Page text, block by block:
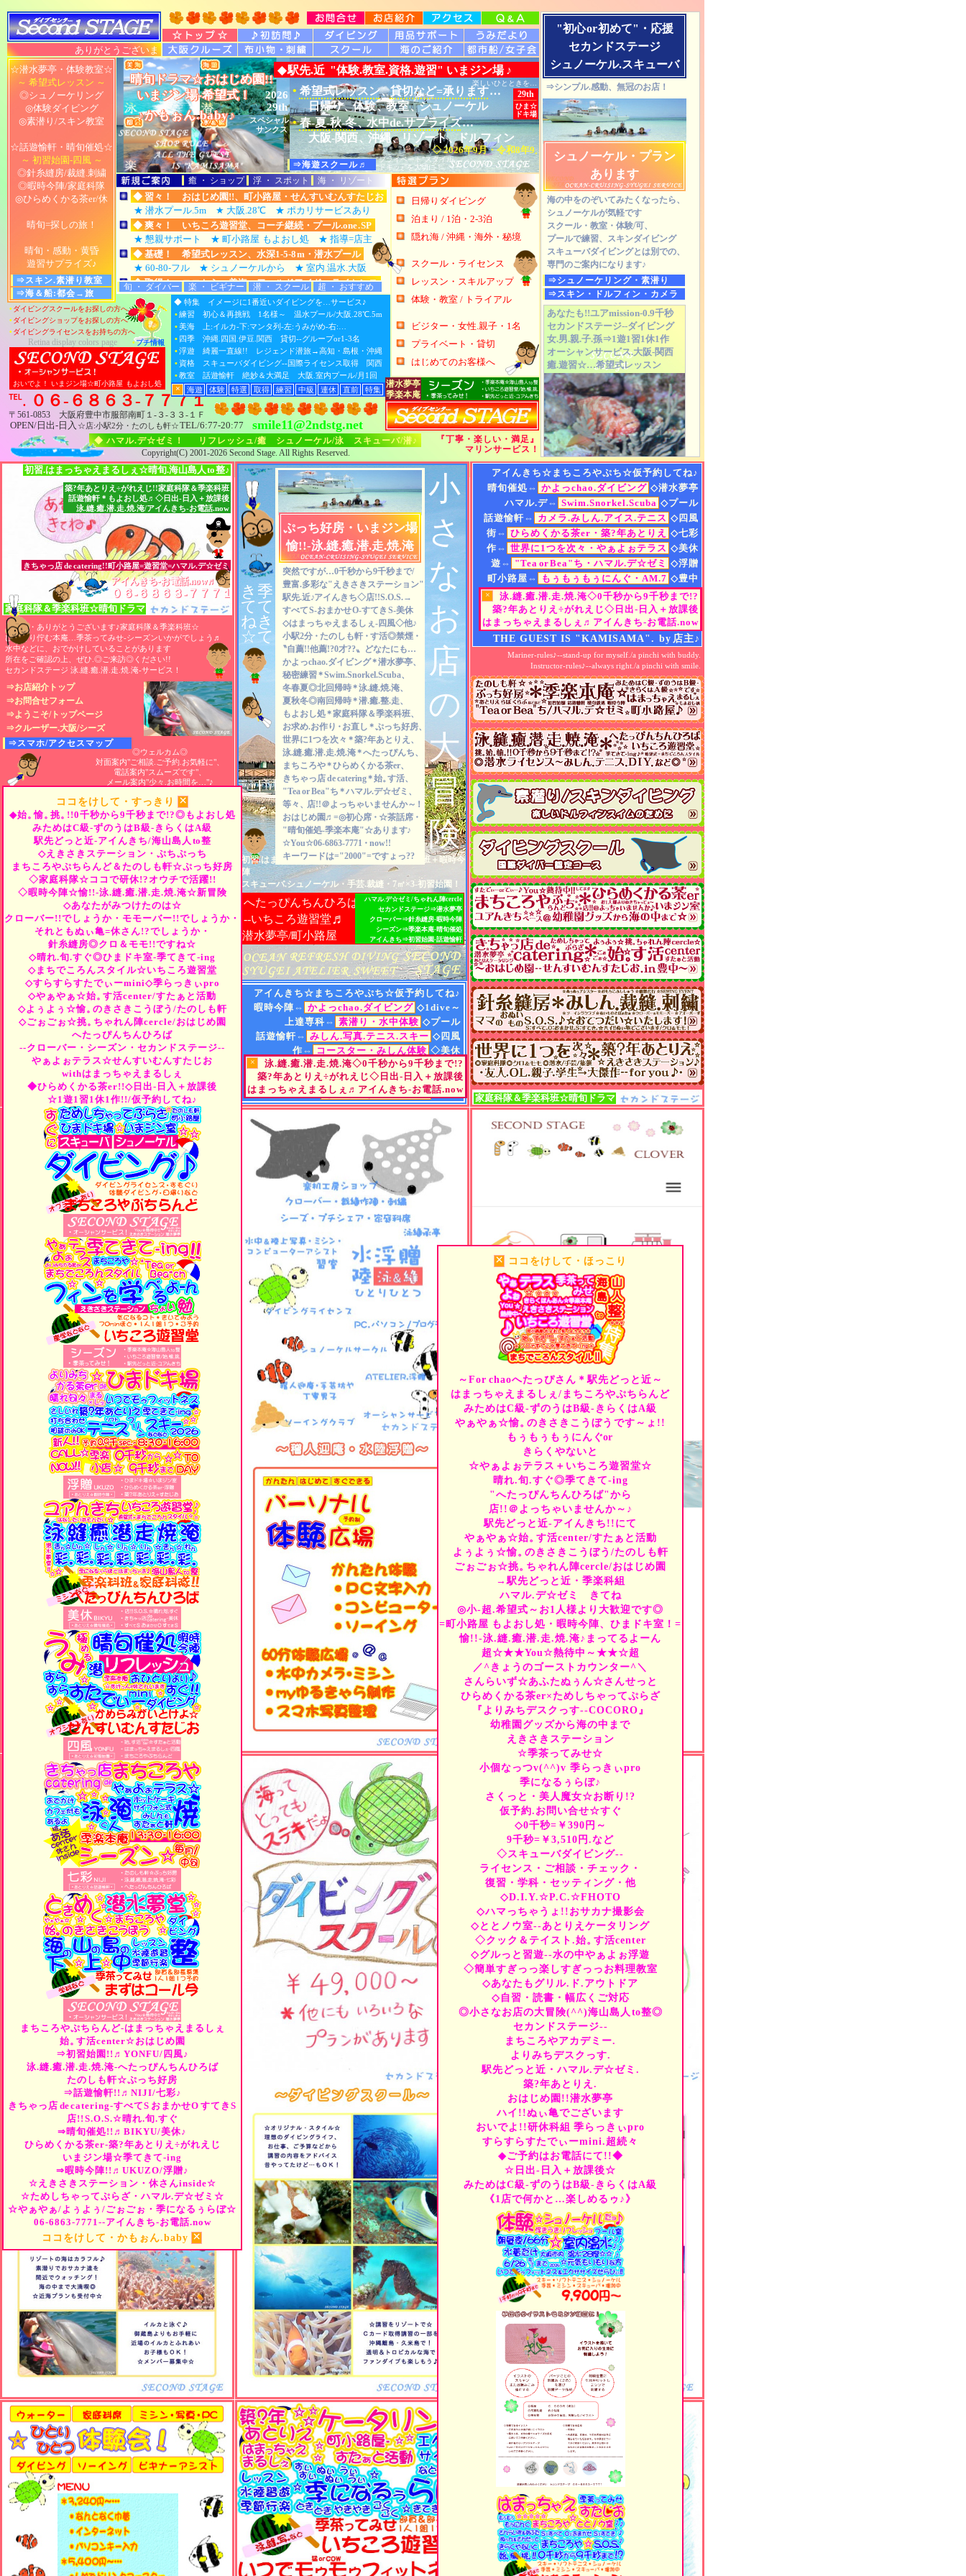
ありがとうございます 大阪 豊中 ダイビング スキューバ シュノーケル クルーザー セカンドステージ ダイビングスクール/スキューバ＆マリンショップ ダイビングツアー ダイビ
日帰りダイビング
泊まり / 1泊・2-3泊
隠れ海 / 沖縄・海外・秘境
スクール・ライセンス
レッスン・スキルアップ
体験・教室 / トライアル
ビジター・女性.親子・1名
プライベート・貸切
はじめてのお客様へ
Copyright(C) 2001-2026 Second Stage. All Rights Reserved.
℡. ０６-６８６３-７７７１
〒561-0853 大阪府豊中市服部南町１-３-３３-１Ｆ
OPEN/日出-日入 ☆店:小駅2分・たのしも軒☆TEL/6:77-20:77 smile11@2ndstg.net
『 リラックスタイムをあなたに…、 海/泡/旅/静/時 』
•
コーチ継続、ととノウ室・町小路屋あります
はじめてのお客様へのご案内
• ダイビングスクールをお探しの方へ
• ダイビングショップをお探しの方へ
• ダイビングライセンスをお持ちの方へ
Retina display colors page
◆ ハマル.デ☆ゼミ→最適.ドライ！ 暇時今陣・晴旬催処♪
•ペース＆テーマ別、リゾート・スポーツ・エキスパート
• 希望式レッスン、個々指導.丁寧・晴旬.海山島人
1組1出発、貸切など=承ります・先々まで楽しめるように
コーチ継続、素敵マリナーまで・瞬速エスコート承ります
"ドキッ♪"を大切に、"Diving-記録"・掲載していません
•プチ情報
◆ 特集 イメージに1番近いダイビングを…サービス♪
•練習 初心＆再挑戦 1名様～ 温水プール/大阪.28℃.5m
•美海 上:イルカ-下:マンタ列-左:うみがめ-右:…
• 四季 沖縄.四国.伊豆.関西 貸切--グループor1-3名
•浮遊 綺麗一直線!! レジェンド潜旅→高知・島根・沖縄
• 資格 スキューバダイビング--国際ライセンス取得 関西
•教室 話遊愉軒 絶妙＆大満足 大阪.室内プール/月1回
× 海遊 体験 特選 取得 練習 中級 連休 直前 特集
晴旬ドラマ☆おはじめ園!!
いまジン場-希望式！
晴旬ドラマ☆おはじめ園!!
いまジン場-希望式！
晴旬ドラマ☆おはじめ園!!
いまジン場-希望式！
晴旬ドラマ☆おはじめ園!!
いまジン場-希望式！
晴旬ドラマ☆おはじめ園!!
いまジン場-希望式！
♪かもぉん.baby♪
♪かもぉん.baby♪
♪かもぉん.baby♪
♪かもぉん.baby♪
♪かもぉん.baby♪
◆駅先.近 "体験.教室.資格.遊習" いまジン場 ♪
• 希望式レッスン、貸切など=承ります…
日帰り、体験、教室、シュノーケル
• 春-夏-秋-冬、水中de.サプライズ…
大阪-関西、沖縄、リゾート、ドルフィン
レッスン・スクール！
水上.水中・瞬速エスコート
"スタート"・
.in都会
2026
29th
スペシャル
サンクス
⇒海遊スクール♬
ようこそ♪
セカンドステージへ
ようこそ♪
セカンドステージへ
ようこそ♪
セカンドステージへ
ようこそ♪
セカンドステージへ
ようこそ♪
セカンドステージへ
楽しいひとときを…
"プライベート"スタイル
"ドキッ♪"を大切に！
29th
ひま☆
ドキ場
◇ 2026年9月・令和8年9月・"春-夏-秋-冬"・素敵に楽しみましょう!! ☆潜水夢亭＊季楽本庵.
おいでよ！ いまジン場☆町小路屋 もよおし処
潜水夢亭
季楽本庵
⇒ツアー情報
⇒ボートツアー
⇒クルーズ
『丁寧・楽しい・満足』
マリンサービス！
リフレッシュ/癒 シュノーケル/泳 スキューバ/潜♪
◆ ハマル.デ☆ゼミ！
☆潜水夢亭・体験教室☆
～ 希望式レッスン ～
◎シュノーケリング
◎体験ダイビング
◎素潜り/スキン教室
☆話遊愉軒・晴旬催処☆
～ 初習始園-四風 ～
◎針糸縫房/裁縫.刺繍
◎暇時今陣/家庭科隊
◎ひらめくかる茶er/休
晴旬=探しの旅！
晴旬・感動・黄昏
遊習サプライズ♪
⇒スキン.素潜り教室
⇒海＆船:都会→旅
旬 ・ ダイバー 楽 ・ ビギナー 潜 ・ スクール 超 ・ おすすめ
癒 ・ ショップ 浮 ・ スポット 海 ・ リゾート
◆ 習々！ おはじめ園!!、町小路屋・せんすいむんすたじお
★ 潜水プール.5m ★ 大阪.28℃ ★ ポカリサービスあり
◆ 爽々！ いちころ遊習堂、コーチ継続・プール.one.SP
★ 懇親サポート ★ 町小路屋 もよおし処 ★ 指導=店主
◆ 基礎！ 希望式レッスン、水深1-5-8m ・潜水プール
★ 60-80-フル ★ シュノーケルから ★ 室内.温水.大阪
◆ 取得！ ココから→美海、ワールドワイド・ライセンス
★ 国際Cカード ★ 0m～30m/最短 ★ 丁寧.店主サービス
◆ 瞬速！ 潜れますょ、リゾートスタイル・ステップ練習
★ 水の中へ ★ スキューバ ★ シュノーケリング.スキン
◆ 関西！ 日帰りスポット、近処の海・サプライズダイブ
★ 浮遊 ★ 和歌山・日本海 ★ その日いい海.ご案内
◆ 綺麗！ 泊まりスポット、今陣の海・リラックスダイブ
★ 感動 ★ 串本・越前・足摺・伊豆 ★ 2026.9/free
◆ 感動！ 隠れ海スポット、美処の海・ワンダフルダイブ
★ 黄昏 ★ 沖縄離島・国内秘境 ★ 2026.9/free
◆ 水遊！ 水の中.体験教室、シュノーケル・スキューバ
★ 70分コース ★ 室内プール/大阪 ★ 親子・家族・友人
◆ 練習！ リフレッシュOK、マンツーマン・温水プール
★ 基礎トレーニング ★ 80分-3時間 ★ 室内プール/大阪
◆ 気軽！ 関西の海、1
day.1dive OK・リゾートスタイル
★ 1年中 ★ ファン・体験・スクール ★ サプライズ
◆ 大阪！ プール練習、レベルアップ・ダイバースキル
★ 大阪市内 ★ 温水/室内/水深5m ★ 午前.午後.夜間
◆ 写系！ 水中写真.水中映像、撮影から・仕上げまで
★ 撮影＆PC教室 ★ デジタル・アナログ ★ 体験から
◆ 解決！ メンテナンス、潜水用品.撮影機材・サポート
★ オーバーホール ★ 修理 ★ 潜水器材・撮影機材
◆ 募集！ 海遊.船.布.催、2026年度・体験.資格.教室
★ シュノーケル・スキン ★ ダイビング ★ ライセンス
◆ 都海！ クルージング、デイ＆
ナイト・水上.リラックス
★ クルージング ★ 大阪・西宮沖 ★ 朝.昼.夜/大阪発
◆ 行楽！ プール or クルーザー、マリン教室・船上体験
★ シュノーケル ★ ダイビング ★ クルージング
◆ 夜景！ ナイトクルーズ、大阪.神戸.西宮・大阪湾
★ ムード満点・都会 ★ 出航/19:00 ★ 大阪駅送迎
◆ 楽机！ 淀川発-水上の旅、明石海峡大橋・淡路島
★ 淡路島/上陸 ★ クルーザー/大阪発 ★ 女子日あり
◆ 最新！ 海遊わかる説明会、教室.資格・初めての方
★ ファンダイブ ★ ライセンス取得 ★ シュノーケル教室
☆END☆
"初心or初めて"・応援
セカンドステージ
シュノーケル.スキューバ
⇒シンプル.感動、無冠のお店！
シュノーケル・プラン
あります
海の中をのぞいてみたくなったら、
シュノーケルが気軽です
スクール・教室・体験/可、
プールで練習、スキンダイビング
スキューバダイビングとは別での、
専門のご案内になります♪
⇒シュノーケリング・素潜り
⇒スキン・ドルフィン・カメラ
あなたも!!ユアmission-0.9千秒
セカンドステージ--ダイビング
女.男.親.子.孫⇒1遊1習1休1作
オーシャンサービス.大阪-関西
癒.遊習☆…希望式レッスン
スキューバダイビング・資格
素潜り・シュノーケル・教室
スキンダイビング.潜水・スイム
クルージング.淀川発・夜景.etc
手芸.布小物・ハンドメイド♪
☆myコーチ.myオミセ☆行楽☆
MARINE・OCEAN
季になるぅらぼ
小回りがきく、四風風planにて、
最適・"トリップ＆サプライズ"！
美しい海・都会の海・珊瑚礁の海、
MARINE-OCEAN=季になるぅらぼ
→潜水夢亭--セカンドステージ!!
少数=1-3名様、推奨=1-7名様、
貸切=1-2名.グループ.チームにて、
お気軽に=カップル.友人.親子で、
行先など="リクエスト"も承ります
感動.心地よく.withスマイル…
遊ぶ方と講習の方との混合・大勢・
お待たせ・混々・濁々☆が少ない、
"1day-1mission"での瞬速出発♬
見た目は短パン!?-頭脳はイルカ??-
真じ目はばっちり!!☆
愉!!-案内人=休さん/店主による、海
遊・
丁寧サービス＆上手レッスン!!
しっかりサポートできるように、
リラックスして楽しめるように、
1チームプレイ、心がけています♪
きらくはA級・店主継続
☆希望式レッスン☆
当店は、登録ありスクール・29th、
初級国際潜水Cカード取得から→
ダイブマスター・アドバンス・
各種資格・A.インストラクター取得
まで☆自店開催、提携開催により・
指導員取得.アフターフォローなど、
きらくはA級・店主継続、
☆希望式レッスン☆にて、
豊富.多彩に・サポートいたします！
指導員歴/30年・きらくはA級、
潜水歴/34年・ずのうはB級、
お店歴/29年・みためはC級、
生命歴/アラフィフ後.6-7年、
ソフトテニス歴/8.5年、
見た目は短パン!?-頭脳はイルカ??-
真じ目はばっちり!!☆
〝小さなお店〟ですが=トライ.四風風.
1:1-2名・1:グループ・1:チーム、
感動まで→コーチ継続=心地よく、
四風風-ダイビングスクール開催☆
マンツーマン、プライベート練習、
体験、リフレッシュコースなど、
お客様にあわせて、アレンジ可能！
コーチ継続⇒上達.楽しい.満足、
1組1出発⇒ペース＆テーマ別、
きれいな海で⇒本格的スクール、
丁寧.ソフト.個々＋カンペなし、
休さんinside-季茶ってみせ×
愉!!-案内人=休さん=
感動まで・コーチ継続→
☆希望式レッスン☆などなど…
店主がご案内--ソフトですよ！
〝体験教室〟・ひと手間
ベストライセンス
ベストライセンス取得に向けて！
最初の講習は、海の旅の始まり…
利便性のいい・都市型ショップは、
"すぐライセンス"が魅力的ですが、
"海の旅"を安心して楽しむために、
初めての方には、確実に習う準備、
〝体験教室〟が、おすすめです♪
習得技量は、指導員で決まります
⒈実際の指導員に、学科・Q＆A!!
⒉トライ＆実習、水の中を体感!!
マイ/適性、指導員/雰囲気、確認
基本.基礎から・"ひと手間"かけて、
海への感謝の気持ちが芽生える
よう準備しませんか--ご提案です♪
経験者の方は、プライベート練習or
リフレッシュ教室、をご提案!!
初めての方にも・経験者の方にも、
1:希望式プランズ☆希望式レッスン--
集場☆から→新たなスタートを！
9月 to11月・駅先.近
ひまドキ室-ずのうは
潜水夢亭/町小路屋にて、
初めてのこと・新しいこと、
始めてみませんか♪
みためはC級-きらくはA級、
9月 to11月・駅先.近--
ひまドキ室-ずのうはB級ですが、
お役立ち orお手伝いいたします！
イルカ--Swim.Snorkel.Scuba・
マンタ--探し/マンタLIVING・
ジンベエ--どこに/国内・
ハンマーs GO/水中・
上:イルカ--下:マンタ--どちら派・
うみがめ with うみがめ
クリスマス・年末年始・大晦日・
お正月・成人の日・1月連休・
バレンタイン＆ホワイトデー・
3月連休・春分の日・自由休み・
冬休み・春休み・卒業旅行・
歓送会・貸切会・女子会・
記念日・ママ友会・入園.入学・
歓迎会・送別会・貸切会・GW/
シルバーウィーク・etc…⇔
築?年あとりえ-小個なっつが・
ちょっぴりんさん ♬ から、ご案内♪
話遊愉軒＊晴旬催処×四季の感動=
あなたも特集…ココde.スタート！
"海＆船=夏"にて・ご検討中の方、
潜水夢亭.soon☆水中にも→
"春-夏-秋-冬"・あるんです!!…
"春"は・これから旬de.爽快な海、
"夏"は・ベイビー達de.素敵な海、
"秋"は・透明＆美青de.最高な海、
"冬"は・大物＆黄昏de.神秘な海、
水陸4シーズン・楽しめますよ☆
春=ゆっくりな時・夏=青い珊瑚礁・
秋=魅惑の海.マンタ.地形.洞窟・
冬=大物遭遇.感動ねらい、新挑戦=
Now☆スタート!!
店主案内×心地よく・
『感動まで→コーチ継続』⇒
当店に・"トライ"させてください
楽=遊泳.潜水.資格.教室…Ocean
⇒潜水夢亭--☆セカンドステージ☆
作=裁縫.刺繍.布小物…Syugei
⇒針糸縫房--☆クローバー☆
休=新挑戦しませんか…Refresh
⇒季楽本庵--☆シーズン☆
街=いちころ遊習堂…Exercise
⇒初習始園--☆四風☆
⇒話遊愉軒--☆七彩☆
⇒晴旬催処--☆美休☆
⇒暇時今陣--☆浮贈☆
はまっちゃお軒--挑愉＊
ご来訪・ありがとうございます♪家庭科隊＆季楽科班☆
ひっそり佇む本庵…季茶ってみせ-シーズンいかがでしょう ♬
水中などに、おでかけしていることがあります
所在をご確認の上、ぜひ.◎ご来訪◎ください!!
セカンドステージ 泳.縫.癒.潜.走.焼.淹-サービス！
⇒お店紹介トップ
⇒お問合せフォーム
⇒ようこそ/トップページ
⇒クルーザー.大阪/シーズ
⇒スマホ/アクセスマップ
◎ウェルカム◎
対面案内"ご相談.ご予約.お気軽に"、
電話案内"スムーズです"、
メール案内"少々.お時間を…"♪
初習.はまっちゃえまるしぇ☆晴旬.海山島人to整♪
家庭科隊＆季楽科班☆晴旬ドラマ
築?年あとりえ÷がれえじ!!家庭科隊＆季楽科班
話遊愉軒＊もよおし処♬◇日出-日入＋放課後
泳.縫.癒.潜.走.焼.淹/アイんきち-お電話.now
きちゃっ店decatering!!町小路屋=遊習堂=ハマル.デ☆ゼミ
アイんきち-お電話.now♬
アイんきち-お電話.now♬
アイんきち-お電話.now♬
０６-６８６３-７７７１
０６-６８６３-７７７１
０６-６８６３-７７７１
アイんきち☆まちころやぷち☆仮予約してね♪
晴旬催処⇔ かよっchao.ダイビング ◇潜水夢亭
ハマル.デ⇔ Swim.Snorkel.Scuba ◇プール
話遊愉軒⇔
カメラ.みしん.アイス.テニス ◇四風
街⇔ ひらめくかる茶er・築?年あとりえ ◇七彩
作⇔ 世界に1つを次々・やぁよぉテラス ◇美休
遊⇔
"Tea orBea"ち・ハマル.デ☆ゼミ ◇浮贈
町小路屋⇔
もぅもぅもぅにんぐ・AM.7 ◇豊中
初習始園⇔ ライセンス取得・ファン ◇シーズン
季楽本庵⇔
沖縄離島 ◇マンタLIVING-9/free
おひとり⇔ 素潜り・水中練習 ◇月→日/朝.昼.夜
THE GUEST IS "KAMISAMA". by 店主♪
泳.縫.癒.潜.走.焼.淹◇0千秒から9千秒まで!?
築?年あとりえ÷がれえじ◇日出-日入＋放課後
はまっちゃえまるしぇ♬アイんきち-お電話.now
×
Mariner-rules♪--stand-up for myself./a pinchi with buddy.
Instructor-rules♪--always right./a pinchi with smile.
ご来訪・ありがとうございます♪家庭科隊＆季楽科班☆
ひっそり佇む本庵…季茶ってみせ-シーズンいかがでしょう♬
水中などに、おでかけしていることがあります
所在をご確認の上、ぜひ.◎ご来訪◎ください!!
セカンドステージ 泳.縫.癒.潜.走.焼.淹-サービス！
初習.はまっちゃえまるしぇ☆晴旬.海山島人to整♪
家庭科隊＆季楽科班☆晴旬ドラマ
ぷっち好房・いまジン場
愉!!-泳.縫.癒.潜.走.焼.淹
突然ですが…0千秒から9千秒まで/
豊富.多彩な"えきさきステーション"
駅先.近♪アイんきち◇店!!S.O.S.→
すべてS-おまかせO-すてき S-美休
◇はまっちゃえまるしぇ-四風◇他♪
小駅2分・ たのしも軒・す活◎禁煙・
〝自薦!!他薦!?0才??〟どなたにも…
かよっchao.ダイビング＊潜水夢亭、
秘密練習＊Swim.Snorkel.Scuba、
冬春夏◎北回帰時＊泳.縫.焼.淹、
夏秋冬◎南回帰時＊潜.癒.整.走、
もよおし処＊家庭科隊＆季楽科班、
お求め.お作り ・お直し ＊ぷっち好房、
世界に1つを次々 ＊築?年あとりえ、
泳.縫.癒.潜.走.焼.淹＊へたっぴんち、
まちころや＊ひらめくかる茶er、
きちゃっ店decatering＊始。す活、
"TeaorBea"ち ＊ハマル.デ☆ゼミ、
等々、店!!＠よっちゃいませんか～ ！
おはじめ園 ♬=◎初心席・☆茶話席・
"晴旬催処-季楽本庵"☆あります♪
☆You☆06-6863-7771・now!!
キーワードは="2000"=ですょっ??
小
さ
な
お
店
の
大
冒
険
き
て
ね
☆
季
て
き
て
初習.はまっちゃえまるしぇ--家庭科隊 ＆ 季楽科班＋暇時今
陣
スキューバ.シュノーケル・手芸.裁縫・7㎡×3-初習始園！
へたっぴんちんひろば
--いちころ遊習堂 ♬
潜水夢亭/町小路屋
ハマル.デ☆ゼミ/ちゃれん陣cercle
セカンドステージ⇒潜水夢亭
クローバー⇒針糸縫房-暇時今陣
シーズン⇒季楽本庵-晴旬催処
アイんきち⇒初習始園-話遊愉軒
アイんきち☆まちころやぷち☆仮予約してね♪
暇時今陣⇔ かよっchao.ダイビング ◇1dive～
上達専科⇔ 素潜り・水中体験 ◇プール
話遊愉軒⇔ みしん.写真.テニス.スキー ◇四風
作⇔
コースター・みしん体験 ◇美休
遊⇔ "TeaorBea"ち・ハマル.デ☆ゼミ ◇浮贈
街⇔ ひらめくかる茶er・築?年あとりえ ◇七彩
町小路屋⇔ きらくやないと・PM.7 ◇豊中
泳.縫.癒.潜.走.焼.淹◇0千秒から9千秒まで!?
築?年あとりえ÷がれえじ◇日出-日入＋放課後
はまっちゃえまるしぇ♬アイんきち-お電話.now
×
ココをけして・すっきり ×
◆始。愉。挑。!!0千秒から9千秒まで!?◎もよおし処
みためはC級-ずのうはB級-きらくはA級
駅先どっと近-アイんきち/海山島人 to整
◇えきさきステーション・ぷちぷっち
まちころやぷちらんど＆たのしも軒☆ぷっち好房
◇家庭科隊☆ココで研休!?オウチで活躍!!
◇暇時今陣☆愉!!-泳.縫.癒.潜.走.焼.淹☆新冒険
◇あなたがみつけたのは☆
クローバー!!でしょうか・モモーバー!!でしょうか・
それともぬぃ亀=休さん!?でしょうか・
針糸縫房◎クロ＆モモ!!ですね☆
◇晴れ.旬.すぐ◎ひまドキ室-季てきて-ing
◇まちでころんスタイル☆いちころ遊習堂
◇すらすらすたでぃーmini◇季らっきぃpro
◇やぁやぁ☆始。す活center/すたぁと活動
◇よぅよぅ☆愉。のきさきこうぼう/たのしも軒
◇ごぉごぉ☆挑。ちゃれん陣cercle/おはじめ園
へたっぴんちんひろば
--クローバー・シーズン・セカンドステージ--
やぁよぉテラス☆せんすいむんすたじお
withはまっちゃえまるしぇ
◆ひらめくかる茶er!!◇日出-日入＋放課後
☆1遊1習1休1作!!/仮予約してね♪
まちころやぷちらんど-はまっちゃえまるしぇ
始。す活center☆おはじめ園
⇒初習始園!!♬YONFU/四風♪
泳.縫.癒.潜.走.焼.淹-へたっぴんちんひろば
たのしも軒☆ぷっち好房
⇒話遊愉軒!!♬NIJI/七彩♪
きちゃっ店 decatering-すべてS おまかせO すてき S
店!! S.O.S.☆晴れ.旬.すぐ
⇒晴旬催処!!♬BIKYU/美休♪
ひらめくかる茶er-築?年あとりえ÷がれえじ
いまジン場☆季てきて-ing
⇒暇時今陣!!♬UKUZO/浮贈♪
☆えきさきステーション・休さんinside☆
☆ためしちゃってぷらざ・ハマル.デ☆ゼミ☆
☆やぁやぁ/よぅよぅ/ごぉごぉ・季になるぅらぼ☆
06-6863-7771--アイんきち-お電話.now
ココをけして・かもぉん.baby ×
× ココをけして・ほっこり
～For chaoへたっぴさん＊駅先どっと近～
はまっちゃえまるしぇ/まちころやぷちらんど
みためはC級-ずのうはB級-きらくはA級
やぁやぁ☆愉。のきさきこうぼう です～ょ!!
もぅもぅもぅにんぐor
きらくやないと
☆やぁよぉテラス＋いちころ遊習堂☆
晴れ.旬.すぐ◎季てきて-ing
"へたっぴんちんひろば"から
店!!＠よっちゃいませんか～♪
駅先どっと近-アイんきち!!にて
やぁやぁ☆始。す活center/すたぁと活動
よぅよぅ☆愉。のきさきこうぼう/たのしも軒
ごぉごぉ☆挑。ちゃれん陣cercle/おはじめ園
→駅先どっと近・季楽科組
ハマル.デ☆ゼミ きてね
◎小-超.希望式～お1人様より大歓迎です◎
=町小路屋 もよおし処・暇時今陣、ひまドキ室！=
愉!!-泳.縫.癒.潜.走.焼.淹♪まってるよーん
超☆★★You☆熱待中～★★☆超
／^きょうのゴーストカウンター^＼
さんらいず☆あふたぬぅん☆さんせっと
ひらめくかる茶er×ためしちゃってぷらざ
『よりみちデスクっす--COCORO』
幼稚園グッズから海の中まで
えきさきステーション
☆季茶ってみせ☆
小個なっつv(^^)v 季らっきぃpro
季になるぅらぼ♪
さくっと・美人魔女☆お断り!?
仮予約.お問い合せ☆すぐ
◇0千秒=￥390円～
9千秒=￥3,510円.など
◇スキューバダイビング--
ライセンス・ご相談・チェック・
復習・学科・セッティング・他
◇D.I.Y.☆P.C.☆FHOTO
◇ハマっちゃうょ!!おサカナ撮影会
◇ととノウ室--あとりえケータリング
◇クック＆テイスト.始。す活center
◇グルっと習遊--水の中やぁよぉ浮遊
◇簡単すぎっっ楽しすぎっっお料理教室
◇あなたもグリル.ド.アウトドア
◇自習・読書・幅広くご対応
◎小さなお店の大冒険(^^)海山島人 to整◎
セカンドステージ--
まちころやアカデミー.
よりみちデスクっす.
駅先どっと近・ハマル.デ☆ゼミ.
築?年あとりえ.
おはじめ園!!潜水夢亭
ハイ!!ぬぃ亀でございます
おいでよ!!研休科組 季らっきぃpro
すらすらすたでぃーmini.超続々
◆ご予約はお電話にて!!◆
☆日出-日入＋放課後☆
みためはC級-ずのうはB級-きらくはA級
《1店で何かと…楽しめるゥ♪》